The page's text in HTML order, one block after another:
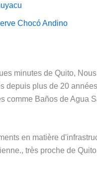
Chocó Andino
minutes de Quito,
depuis plus de 20
comme Baños de Agua
en matière
très proche de